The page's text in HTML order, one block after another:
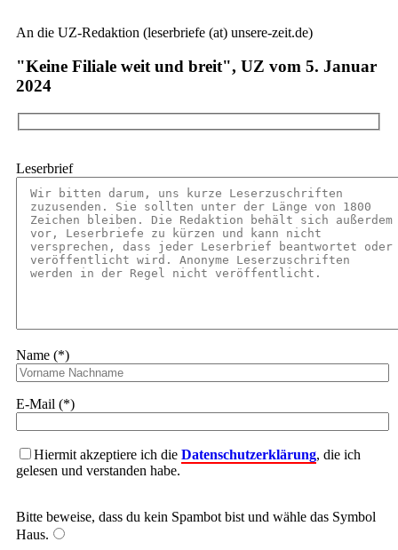
An die UZ-Redaktion (leserbriefe (at) unsere-zeit.de)
"Keine Filiale weit und breit", UZ vom 5. Januar
2024
Leserbrief
Name (*)
E-Mail (*)
Hiermit akzeptiere ich die Datenschutzerklärung, die ich
gelesen und verstanden habe.
Bitte beweise, dass du kein Spambot bist und wähle das Symbol
Haus.